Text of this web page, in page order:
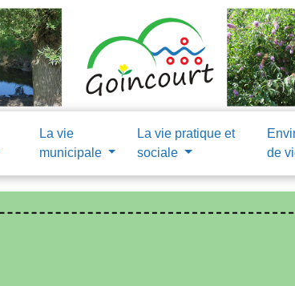
La vie
municipale
La vie pratique et
sociale
de